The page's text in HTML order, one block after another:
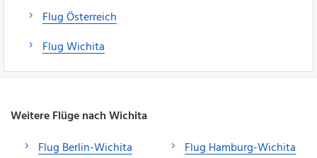
Flug Österreich
Flug Wichita
Weitere Flüge nach Wichita
Flug Berlin-Wichita
Flug Hamburg-Wichita